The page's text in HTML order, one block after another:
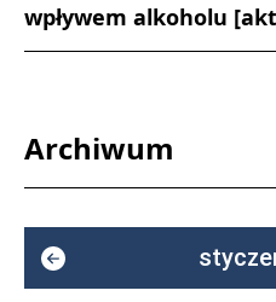
wpływem alkoholu
Archiwum